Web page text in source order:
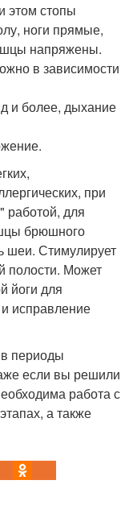
этом стопы
ноги прямые,
напряжены.
в зависимости
и более, дыхание
при
работой, для
брюшного
шеи. Стимулирует
полости. Может
йоги для
исправление
периоды
если вы решили
работа с
а также